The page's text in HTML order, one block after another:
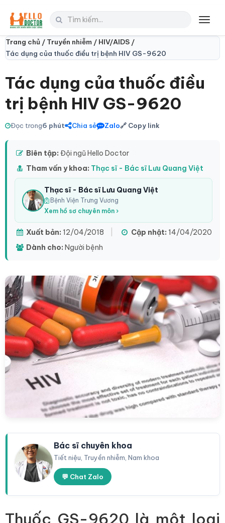
Trang chủ / Truyền nhiễm / HIV/AIDS /
Tác dụng của thuốc điều trị bệnh HIV GS-9620
Tác dụng của thuốc điều
trị bệnh HIV GS-9620
Đọc trong6 phút Chia sẻ Zalo🔗 Copy link
Biên tập: Đội ngũ Hello Doctor
Tham vấn y khoa: Thạc sĩ - Bác sĩ Lưu Quang Việt
Thạc sĩ - Bác sĩ Lưu Quang Việt
Bệnh Viện Trưng Vương
Xem hồ sơ chuyên môn ›
Xuất bản: 12/04/2018 Cập nhật: 14/04/2020
Dành cho: Người bệnh
Bác sĩ chuyên khoa
Tiết niệu, Truyền nhiễm, Nam khoa
💬 Chat Zalo
Thuốc GS-9620 là một loại